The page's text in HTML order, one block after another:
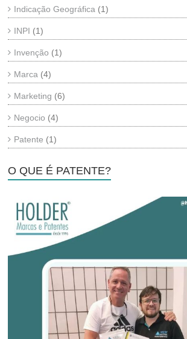
Indicação Geográfica (1)
INPI (1)
Invenção (1)
Marca (4)
Marketing (6)
Negocio (4)
Patente (1)
O QUE É PATENTE?